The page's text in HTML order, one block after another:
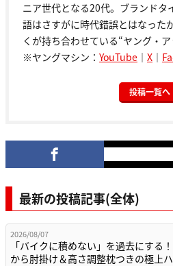
ニア世代となる20代。ブランドタ
語はさすがに時代錯誤とはなった
くが持ち合わせている“ヤング・ア
※ヤングマシン： YouTube ｜ X ｜
投稿一覧へ
最新の投稿記事(全体)
2026/08/07
「バイクに積めない」を過去にする
から肘掛け＆高さ調整枕つきの極上